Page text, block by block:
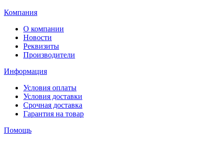
Компания
О компании
Новости
Реквизиты
Производители
Информация
Условия оплаты
Условия доставки
Срочная доставка
Гарантия на товар
Помощь